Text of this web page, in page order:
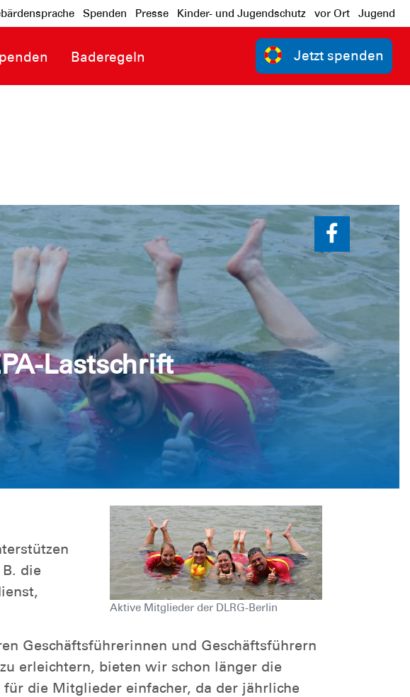
Spenden Presse Kinder- und Jugendschutz vor Ort Jugend
Baderegeln Jetzt spenden
Lastschrift
Aktive Mitglieder der DLRG-Berlin
die
Geschäftsführerinnen und Geschäftsführern
erleichtern, bieten wir schon länger die
die Mitglieder einfacher, da der jährliche